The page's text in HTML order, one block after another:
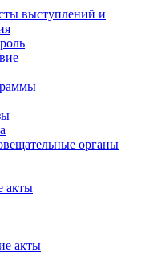
выступлений и
органы
акты
акты